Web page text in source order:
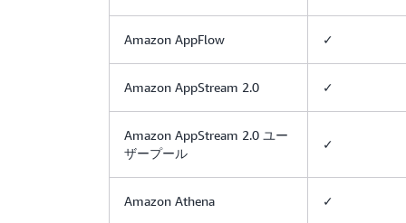
Amazon AppFlow ✓
Amazon AppStream 2.0 ✓
Amazon AppStream 2.0 ユー
ザープール
✓
Amazon Athena ✓